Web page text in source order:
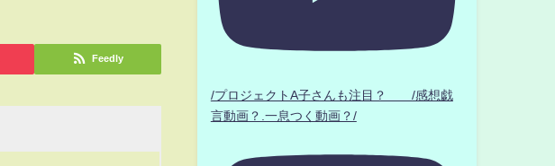
Feedly
/プロジェクトA子さんも注目？ /感想戯
言動画？.一息つく動画？/